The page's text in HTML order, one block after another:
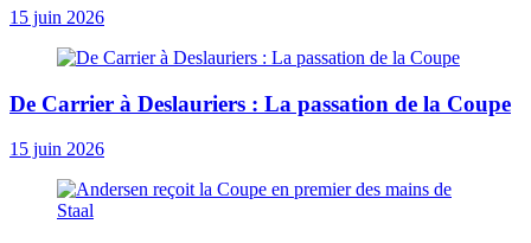
15 juin 2026
De Carrier à Deslauriers : La passation de la Coupe
15 juin 2026